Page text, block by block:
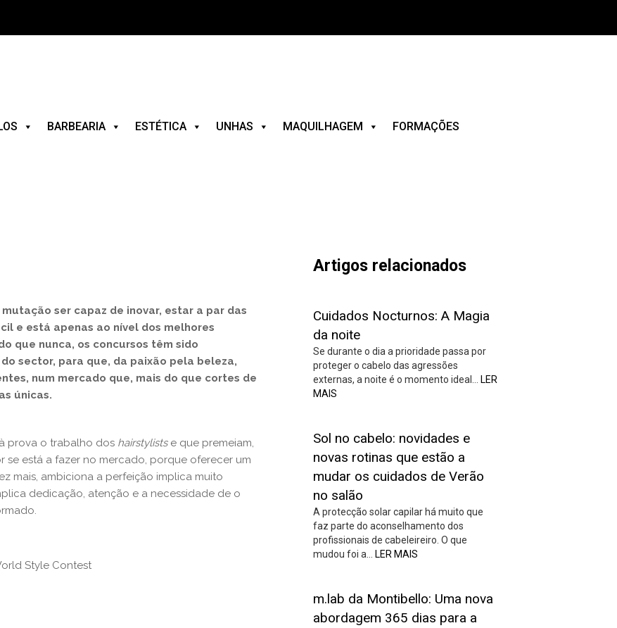
BARBEARIA ESTÉTICA UNHAS MAQUILHAGEM FORMAÇÕES
ser capaz de inovar, estar a par das
e está apenas ao nível dos melhores
que nunca, os concursos têm sido
sector, para que, da paixão pela beleza,
num mercado que, mais do que cortes de
únicas.
prova o trabalho dos hairstylists e que premeiam,
está a fazer no mercado, porque oferecer um
mais, ambiciona a perfeição implica muito
dedicação, atenção e a necessidade de o
Style Contest
Artigos relacionados
Cuidados Nocturnos: A Magia
da noite
Se durante o dia a prioridade passa por
proteger o cabelo das agressões
externas, a noite é o momento ideal…
LER
MAIS
Sol no cabelo: novidades e
novas rotinas que estão a
mudar os cuidados de Verão
no salão
A protecção solar capilar há muito que
faz parte do aconselhamento dos
profissionais de cabeleireiro. O que
mudou foi a…
LER MAIS
m.lab da Montibello: Uma nova
abordagem 365 dias para a